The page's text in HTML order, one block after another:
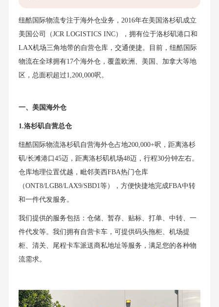
纽酷国际物流专注于海外仓业务，2016年在美国洛杉矶成立
美国公司（JCR LOGISTICS INC），拥有位于洛杉矶港口和
LAX机场三角地带的自营仓库，交通便捷。目前，纽酷国际
物流在全球拥有17个海外仓，覆盖欧洲、美国、加拿大等地
区，总面积超过1,200,000呎。
一、美国海外仓
1.洛杉矶自营总仓
纽酷国际物流洛杉矶自营海外仓占地200,000+呎，距离洛杉
矶/长滩港口45迈，距离洛杉矶机场48迈，行程30分钟左右。
仓库地理位置优越，毗邻美西FBA热门仓库
（ONT8/LGB8/LAX9/SBD1等），方便快捷地完成FBA中转
和一件代发服务。
我们提供的服务包括：仓储、暂存、贴标、打单、中转、一
件代发等。我们拥有自营卡车，可提供码头拖柜、机场提
柜、清关、尾程卡车派送商私地址等服务，满足您的各种物
流需求。